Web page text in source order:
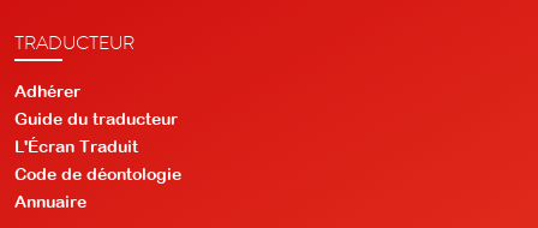
TRADUCTEUR
Adhérer
Guide du traducteur
L'Écran Traduit
Code de déontologie
Annuaire